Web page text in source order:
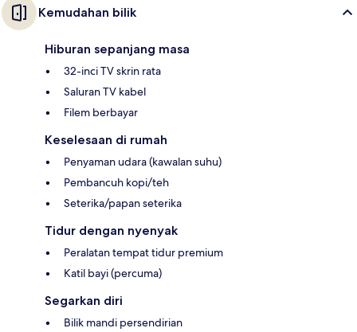
Kemudahan bilik
Hiburan sepanjang masa
32-inci TV skrin rata
Saluran TV kabel
Filem berbayar
Keselesaan di rumah
Penyaman udara (kawalan suhu)
Pembancuh kopi/teh
Seterika/papan seterika
Tidur dengan nyenyak
Peralatan tempat tidur premium
Katil bayi (percuma)
Segarkan diri
Bilik mandi persendirian